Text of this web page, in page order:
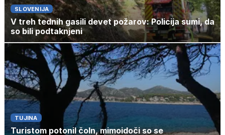
SLOVENIJA
V treh tednih gasili devet požarov: Policija sumi, da
so bili podtaknjeni
TUJINA
Turistom potonil čoln, mimoidoči so se